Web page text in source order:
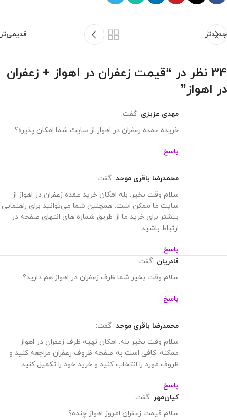
جدیدتر قدیمی‌تر
34 نظر در “
قیمت زعفران در اهواز + زعفران
در اهواز”
مهدی عزیزی گفت:
خریده عمده زعفران در اهواز از سایت شما امکان پذیره؟
پاسخ
محمدرضا باقری موحد گفت:
سلام وقت بخیر. بله امکان خرید عمده زعفران در اهواز از
سایت ما ممکن است. همچنین شما می‌توانید برای راهنمایی
بیشتر برای خرید ما از طریق شماره های انتهای صفحه در
ارتباط باشید.
پاسخ
قادریان گفت:
سلام وقت بخیر شما ظرف زعفران در اهواز هم دارید؟
پاسخ
محمدرضا باقری موحد گفت:
سلام وقت بخیر بله. امکان تهیه ظرف زعفران در اهواز
ممکنه. کافی است به صفحه ظروف زعفران مراجعه کنید و
ظروف مورد را انتخاب کنید و خرید خود را تکمیل کنید.
پاسخ
کیان‌مهر گفت:
سلام قیمت زعفران امروز اهواز چنده؟